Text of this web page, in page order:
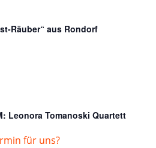
Räuber“ aus Rondorf
Leonora Tomanoski Quartett
für uns?